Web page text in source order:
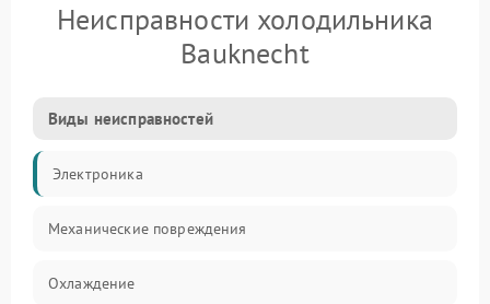
Неисправности холодильника
Bauknecht
Виды неисправностей
Электроника
Механические повреждения
Охлаждение